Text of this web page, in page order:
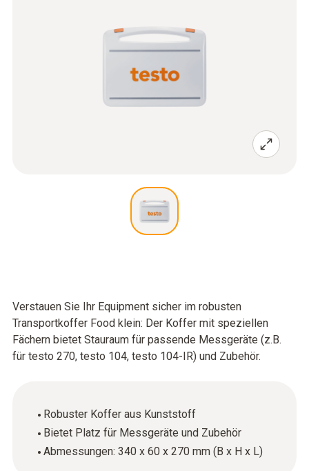
Verstauen Sie Ihr Equipment sicher im robusten
Transportkoffer Food klein: Der Koffer mit speziellen
Fächern bietet Stauraum für passende Messgeräte (z.B.
für testo 270, testo 104, testo 104-IR) und Zubehör.
Robuster Koffer aus Kunststoff
Bietet Platz für Messgeräte und Zubehör
Abmessungen: 340 x 60 x 270 mm (B x H x L)